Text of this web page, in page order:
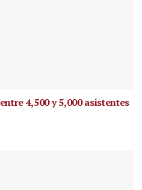
4,500 y 5,000 asistentes